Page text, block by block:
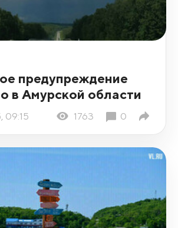
предупреждение
в Амурской области
09:15 1763 0